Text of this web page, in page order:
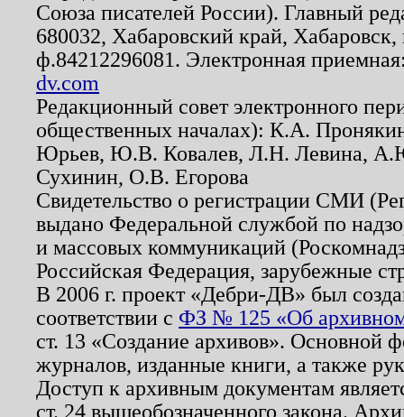
Союза писателей России). Главный
680032, Хабаровский край,
ф.84212296081. Электронная
dv.com
Редакционный совет электронного
общественных началах): К.А.
Юрьев, Ю.В. Ковалев, Л.Н. Левина,
Сухинин, О.В. Егорова
Свидетельство о регистрации СМИ
выдано Федеральной службой по
и массовых коммуникаций
Российская Федерация, зарубежные
В 2006 г. проект «Дебри-ДВ» был
соответствии с ФЗ № 125 «Об
ст. 13 «Создание архивов». Основной
журналов, изданные книги, а также
Доступ к архивным документам
ст. 24 вышеобозначенного закона.